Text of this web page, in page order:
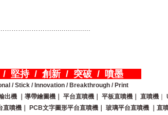
堅持 / 創新 / 突破 / 噴墨
/ Stick / Innovation / Breakthrough / Print
出機 ｜導帶繪圖機｜ 平台直噴機｜ 平板直噴機｜ 直噴機
噴機｜ PCB文字圖形平台直噴機｜ 玻璃平台直噴機 ｜直